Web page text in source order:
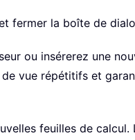
fermer la boîte de
ou insérerez une
vue répétitifs et
feuilles de